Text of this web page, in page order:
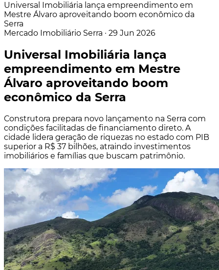
Universal Imobiliária lança empreendimento em
Mestre Álvaro aproveitando boom econômico da
Serra
Mercado Imobiliário Serra · 29 Jun 2026
Universal Imobiliária lança
empreendimento em Mestre
Álvaro aproveitando boom
econômico da Serra
Construtora prepara novo lançamento na Serra com
condições facilitadas de financiamento direto. A
cidade lidera geração de riquezas no estado com PIB
superior a R$ 37 bilhões, atraindo investimentos
imobiliários e famílias que buscam patrimônio.